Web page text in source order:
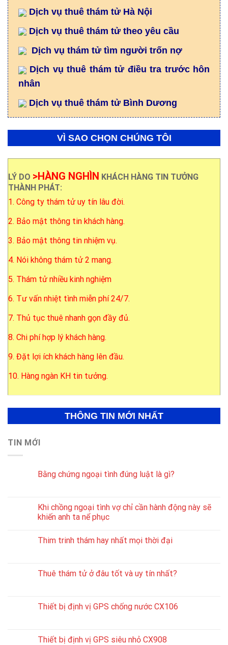
Dịch vụ thuê thám tử Hà Nội
Dịch vụ thuê thám tử theo yêu cầu
Dịch vụ thám tử tìm người trốn nợ
Dịch vụ thuê thám tử điều tra trước hôn
nhân
Dịch vụ thuê thám tử Bình Dương
VÌ SAO CHỌN CHÚNG TÔI
LÝ DO >HÀNG NGHÌN KHÁCH HÀNG TIN TƯỞNG
THÀNH PHÁT:
1. Công ty thám tử uy tín lâu đời.
2. Bảo mật thông tin khách hàng.
3. Bảo mật thông tin nhiệm vụ.
4. Nói không thám tử 2 mang.
5. Thám tử nhiều kinh nghiệm
6. Tư vấn nhiệt tình miễn phí 24/7.
7. Thủ tục thuê nhanh gọn đầy đủ.
8. Chi phí hợp lý khách hàng.
9. Đặt lợi ích khách hàng lên đầu.
10. Hàng ngàn KH tin tưởng.
THÔNG TIN MỚI NHẤT
TIN MỚI
Bằng chứng ngoại tình đúng luật là gì?
Khi chồng ngoại tình vợ chỉ cần hành động này sẽ
khiến anh ta nể phục
Thim trinh thám hay nhất mọi thời đại
Thuê thám tử ở đâu tốt và uy tín nhất?
Thiết bị định vị GPS chống nước CX106
Thiết bị định vị GPS siêu nhỏ CX908